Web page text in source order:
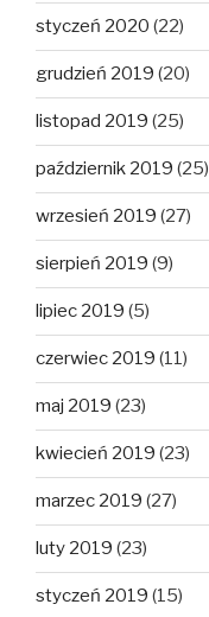
styczeń 2020 (22)
grudzień 2019 (20)
listopad 2019 (25)
październik 2019 (25)
wrzesień 2019 (27)
sierpień 2019 (9)
lipiec 2019 (5)
czerwiec 2019 (11)
maj 2019 (23)
kwiecień 2019 (23)
marzec 2019 (27)
luty 2019 (23)
styczeń 2019 (15)